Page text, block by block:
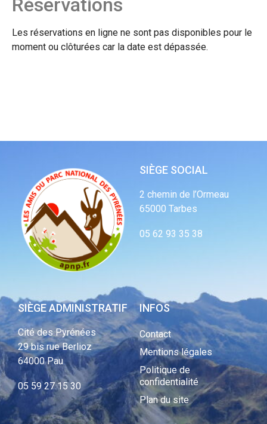
Réservations
Les réservations en ligne ne sont pas disponibles pour le
moment ou clôturées car la date est dépassée.
SIÈGE SOCIAL
2 chemin de l’Ormeau
65000 Tarbes
05 62 93 35 38
SIÈGE ADMINISTRATIF
Cité des Pyrénées
29 bis rue Berlioz
64000 Pau
05 59 27 15 30
INFOS
Contact
Mentions légales
Politique de
confidentialité
Plan du site